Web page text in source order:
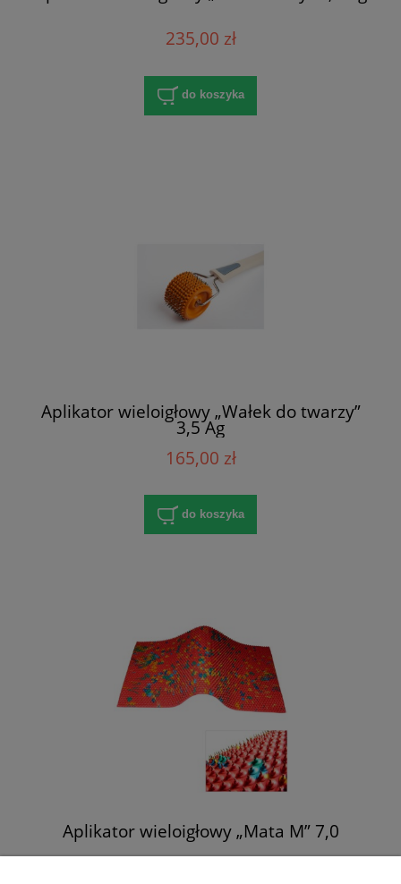
235,00 zł
do koszyka
Aplikator wieloigłowy „Wałek do twarzy”
3,5 Ag
165,00 zł
do koszyka
Aplikator wieloigłowy „Mata M” 7,0